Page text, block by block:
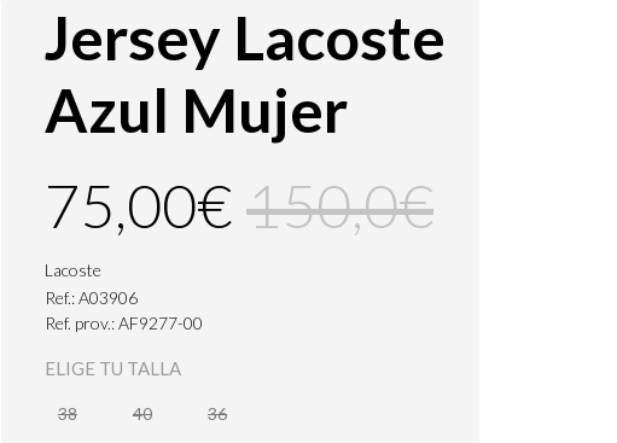
Jersey Lacoste
Azul Mujer
75,00€ 150,0€
Lacoste
Ref.: A03906
Ref. prov.: AF9277-00
ELIGE TU TALLA
38 40 36